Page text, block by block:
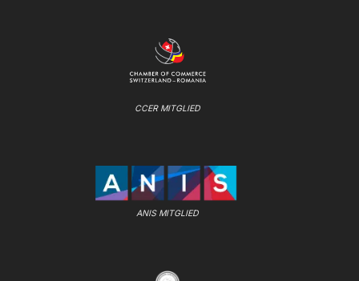
CCER MITGLIED
ANIS MITGLIED